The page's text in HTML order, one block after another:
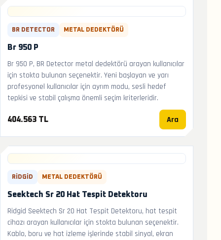
BR DETECTOR METAL DEDEKTÖRÜ
Br 950 P
Br 950 P, BR Detector metal dedektörü arayan kullanıcılar
için stokta bulunan seçenektir. Yeni başlayan ve yarı
profesyonel kullanıcılar için ayrım modu, sesli hedef
tepkisi ve stabil çalışma önemli seçim kriterleridir.
404.563 TL Ara
RIDGID METAL DEDEKTÖRÜ
Seektech Sr 20 Hat Tespit Detektoru
Ridgid Seektech Sr 20 Hat Tespit Detektoru, hat tespit
cihazı arayan kullanıcılar için stokta bulunan seçenektir.
Kablo, boru ve hat izleme işlerinde stabil sinyal, ekran